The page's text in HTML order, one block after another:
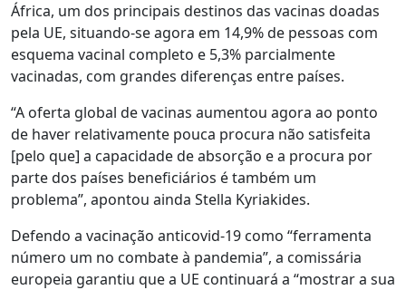
África, um dos principais destinos das vacinas doadas
pela UE, situando-se agora em 14,9% de pessoas com
esquema vacinal completo e 5,3% parcialmente
vacinadas, com grandes diferenças entre países.
“A oferta global de vacinas aumentou agora ao ponto
de haver relativamente pouca procura não satisfeita
[pelo que] a capacidade de absorção e a procura por
parte dos países beneficiários é também um
problema”, apontou ainda Stella Kyriakides.
Defendo a vacinação anticovid-19 como “ferramenta
número um no combate à pandemia”, a comissária
europeia garantiu que a UE continuará a “mostrar a sua